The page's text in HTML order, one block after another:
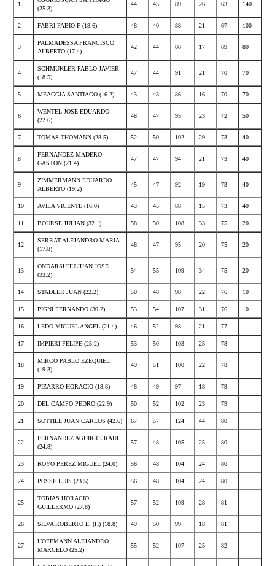
1
(25.3)
44 45 89 26 63 140
2 FABRI FABIO F (18.6) 48 40 88 21 67 100
3
PALMADESSA FRANCISCO
ALBERTO (17.4)
42 44 86 17 69 80
4
SCHMUKLER PABLO JAVIER
(18.5)
47 44 91 21 70 70
5 MEAGGIA SANTIAGO (16.2) 43 43 86 16 70 70
6
WENTEL JOSE EDUARDO
(22.6)
48 47 95 23 72 50
7 TOMAS THOMANN (28.5) 52 50 102 29 73 40
8
FERNANDEZ MADERO
GASTON (21.4)
47 47 94 21 73 40
9
ZIMMERMANN EDUARDO
ALBERTO (19.2)
45 47 92 19 73 40
10 AVILA VICENTE (16.0) 43 45 88 15 73 40
11 BOURSE JULIAN (32.1) 58 50 108 33 75 20
12
SERRAT ALEJANDRO MARIA
(17.8)
48 47 95 20 75 20
13
ONDARSUHU JUAN JOSE
(33.2)
54 55 109 34 75 20
14 STADLER JUAN (22.2) 50 48 98 22 76 10
15 PIGNI FERNANDO (30.2) 53 54 107 31 76 10
16 LEDO MIGUEL ANGEL (21.4) 46 52 98 21 77
17 IMPIERI FELIPE (25.2) 53 50 103 25 78
18
MIRCO PABLO EZEQUIEL
(19.3)
49 51 100 22 78
19 PIZARRO HORACIO (18.8) 48 49 97 18 79
20 DEL CAMPO PEDRO (22.9) 50 52 102 23 79
21 SOTTILE JUAN CARLOS (42.6) 67 57 124 44 80
22
FERNANDEZ AGUIRRE RAUL
(24.8)
57 48 105 25 80
23 ROYO PEREZ MIGUEL (24.0) 56 48 104 24 80
24 POSSE LUIS (23.5) 56 48 104 24 80
25
TOBIAS HORACIO
GUILLERMO (27.8)
57 52 109 28 81
26 SILVA ROBERTO E. (H) (18.8) 49 50 99 18 81
27
HOFFMANN ALEJANDRO
MARCELO (25.2)
55 52 107 25 82